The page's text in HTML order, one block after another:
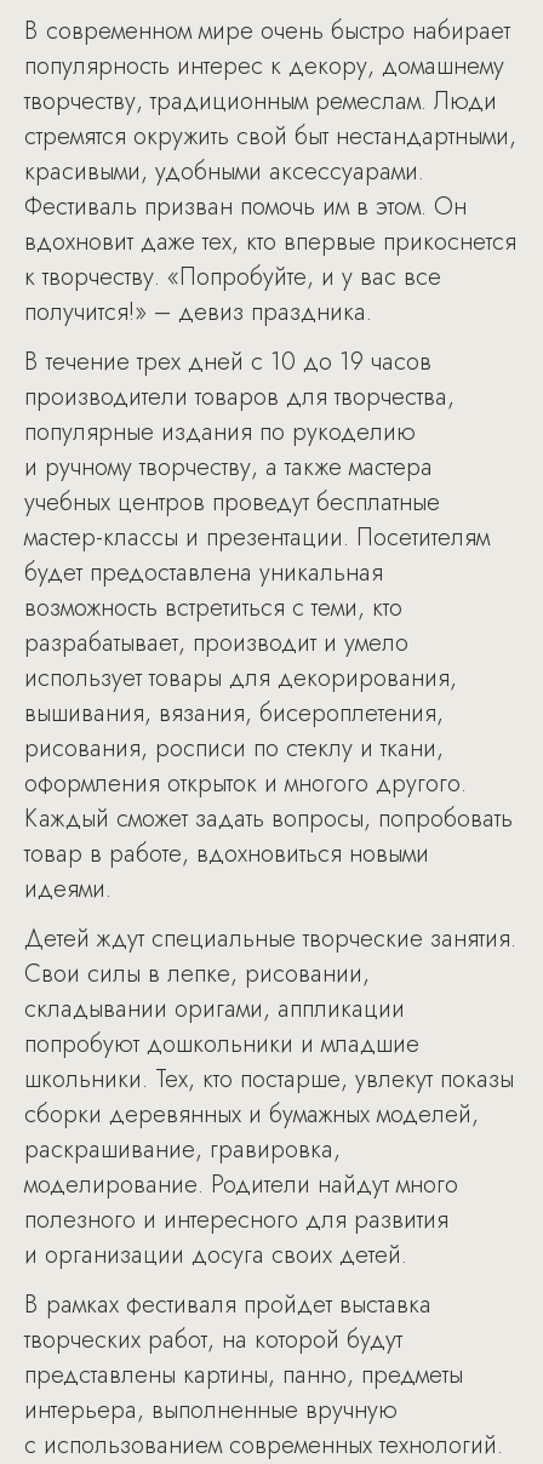
В современном мире очень быстро набирает
популярность интерес к декору, домашнему
творчеству, традиционным ремеслам. Люди
стремятся окружить свой быт нестандартными,
красивыми, удобными аксессуарами.
Фестиваль призван помочь им в этом. Он
вдохновит даже тех, кто впервые прикоснется
к творчеству. «Попробуйте, и у вас все
получится!» – девиз праздника.
В течение трех дней с 10 до 19 часов
производители товаров для творчества,
популярные издания по рукоделию
и ручному творчеству, а также мастера
учебных центров проведут бесплатные
мастер-классы и презентации. Посетителям
будет предоставлена уникальная
возможность встретиться с теми, кто
разрабатывает, производит и умело
использует товары для декорирования,
вышивания, вязания, бисероплетения,
рисования, росписи по стеклу и ткани,
оформления открыток и многого другого.
Каждый сможет задать вопросы, попробовать
товар в работе, вдохновиться новыми
идеями.
Детей ждут специальные творческие занятия.
Свои силы в лепке, рисовании,
складывании оригами, аппликации
попробуют дошкольники и младшие
школьники. Тех, кто постарше, увлекут показы
сборки деревянных и бумажных моделей,
раскрашивание, гравировка,
моделирование. Родители найдут много
полезного и интересного для развития
и организации досуга своих детей.
В рамках фестиваля пройдет выставка
творческих работ, на которой будут
представлены картины, панно, предметы
интерьера, выполненные вручную
с использованием современных технологий.